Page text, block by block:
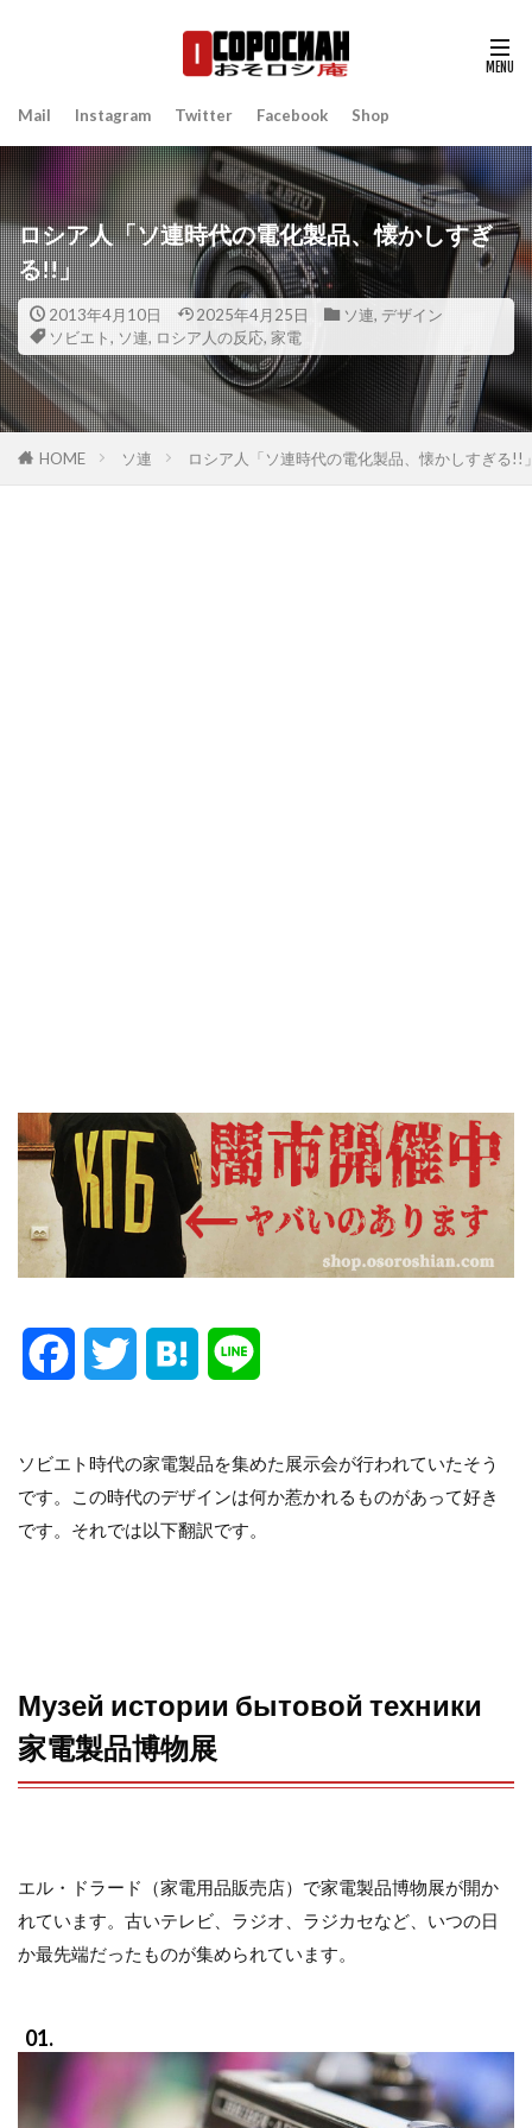
Mail Instagram Twitter Facebook Shop
ロシア人「ソ連時代の電化製品、懐かしすぎ
る!!」
2013年4月10日 2025年4月25日 ソ連, デザイン
ソビエト, ソ連, ロシア人の反応, 家電
HOME ソ連 ロシア人「ソ連時代の電化製品、懐かしすぎる!!
c
e
k
i
t
t
e
n
e
ソビエト時代の家電製品を集めた展示会が行われていたそう
です。この時代のデザインは何か惹かれるものがあって好き
です。それでは以下翻訳です。
Музей истории бытовой техники
家電製品博物展
エル・ドラード（家電用品販売店）で家電製品博物展が開か
れています。古いテレビ、ラジオ、ラジカセなど、いつの日
か最先端だったものが集められています。
01.